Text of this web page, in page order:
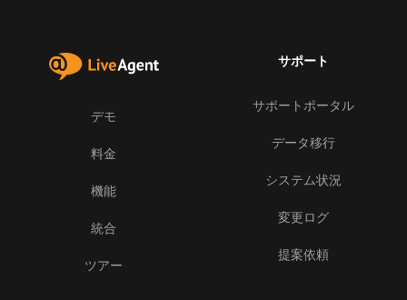
デモ
料金
機能
統合
ツアー
サポート
サポートポータル
データ移行
システム状況
変更ログ
提案依頼